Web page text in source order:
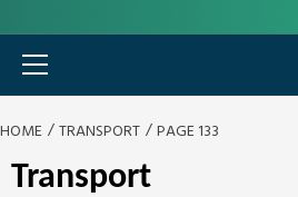
Primary
Menu
HOME TRANSPORT PAGE 133
Transport